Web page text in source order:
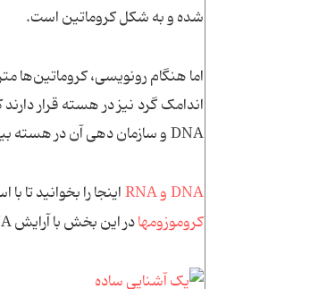
شده و به شکل کروماتین است.
اما هنگام رونویسی، کروماتین‌ها
اندامک گرد نیز در هسته قرار
DNA و سازمان دهی آن در هسته بیشتر بیاموزید.
DNA و RNA
اینجا را بخوانید
کروموزومهادر این بخش با آرایش DNA در هسته و مراحل مختلف تبدیل آن به کروموزوم آشنا می‌شوید.